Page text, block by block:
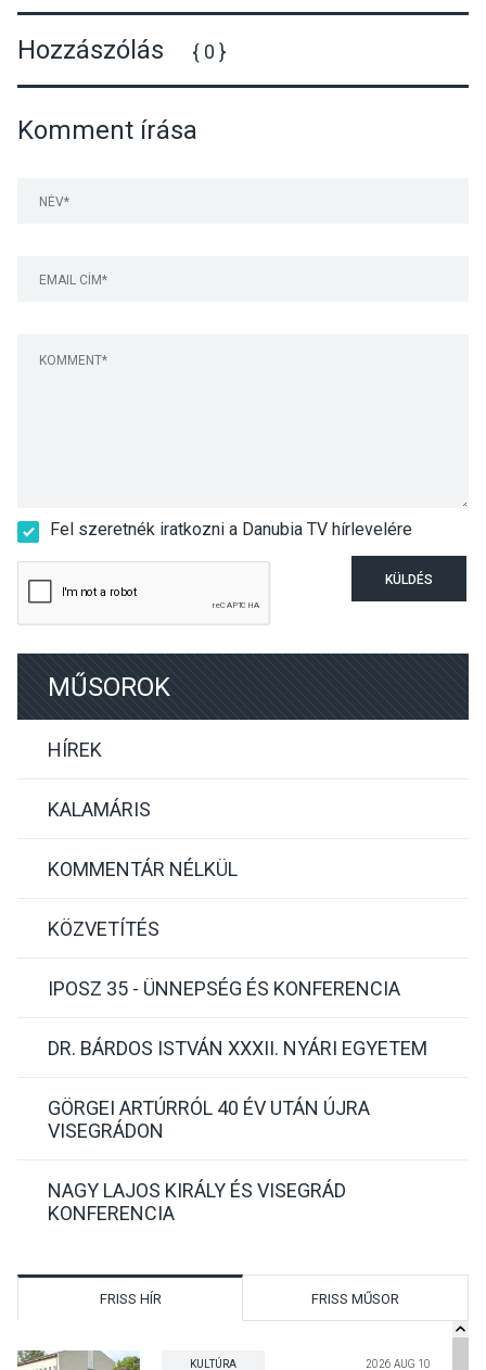
Hozzászólás { 0 }
Komment írása
Fel szeretnék iratkozni a Danubia TV hírlevelére
KÜLDÉS
MŰSOROK
HÍREK
KALAMÁRIS
KOMMENTÁR NÉLKÜL
KÖZVETÍTÉS
IPOSZ 35 - ÜNNEPSÉG ÉS KONFERENCIA
DR. BÁRDOS ISTVÁN XXXII. NYÁRI EGYETEM
GÖRGEI ARTÚRRÓL 40 ÉV UTÁN ÚJRA
VISEGRÁDON
NAGY LAJOS KIRÁLY ÉS VISEGRÁD
KONFERENCIA
FRISS HÍR FRISS MŰSOR
KULTÚRA 2026 AUG 10